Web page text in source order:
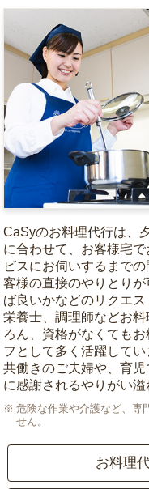
CaSyのお料理代行は、
に合わせて、お客様宅
ビスにお伺いするまで
客様の直接のやりとり
ば良いかなどのリクエス
栄養士、調理師などお
ろん、資格がなくても
フとして多く活躍してい
共働きのご夫婦や、育
に感謝されるやりがい溢
危険な作業や介護など、専
せん。
お料理